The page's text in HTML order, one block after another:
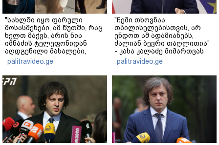
"სახლში იყო ფარული
მოსასმენები, ამ წუთში, რაც
ხელთ მაქვს, არის ნია
იმნაძის ტელეფონიდან
აღდგენილი მასალები,
არის ანძები, დეტალურები"
- ეკა კუპატაძე
palitravideo.ge
"ჩემი თხოვნაა
თბილისელებისთვის, არ
ენდოთ ამ ადამიანებს,
ძალიან ბევრი თაღლითია"
- კახა კალაძე მიმართვას
ავრცელებს
palitravideo.ge